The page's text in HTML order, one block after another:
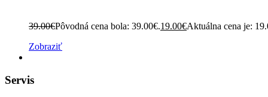
39.00€Pôvodná cena bola: 39.00€.19.00€Aktuálna cena je:
Zobraziť
Servis